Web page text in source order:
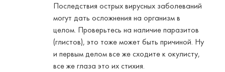
Последствия острых вирусных заболеваний
могут дать осложнения на организм в
целом. Проверьтесь на наличие паразитов
(глистов), это тоже может быть причиной. Ну
и первым делом все же сходите к окулисту,
все же глаза это их стихия.